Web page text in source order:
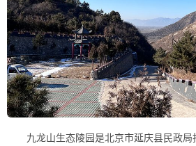
九龙山生态陵园是北京市延庆县民政